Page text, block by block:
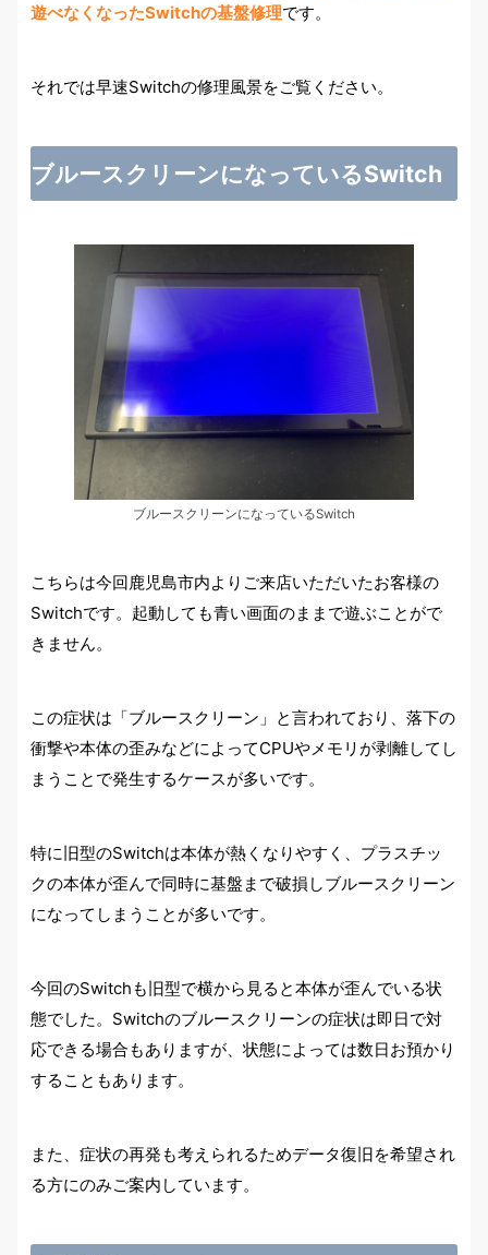
遊べなくなったSwitchの基盤修理です。
それでは早速Switchの修理風景をご覧ください。
ブルースクリーンになっているSwitch
ブルースクリーンになっているSwitch
こちらは今回鹿児島市内よりご来店いただいたお客様の
Switchです。起動しても青い画面のままで遊ぶことがで
きません。
この症状は「ブルースクリーン」と言われており、落下の
衝撃や本体の歪みなどによってCPUやメモリが剥離してし
まうことで発生するケースが多いです。
特に旧型のSwitchは本体が熱くなりやすく、プラスチッ
クの本体が歪んで同時に基盤まで破損しブルースクリーン
になってしまうことが多いです。
今回のSwitchも旧型で横から見ると本体が歪んでいる状
態でした。Switchのブルースクリーンの症状は即日で対
応できる場合もありますが、状態によっては数日お預かり
することもあります。
また、症状の再発も考えられるためデータ復旧を希望され
る方にのみご案内しています。